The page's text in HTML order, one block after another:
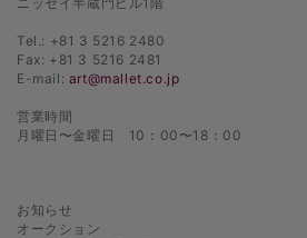
Tel.: +81 3 5216 2480
Fax: +81 3 5216 2481
E-mail: art@mallet.co.jp
営業時間
月曜日〜金曜日 10：00〜18：00
お知らせ
オークション